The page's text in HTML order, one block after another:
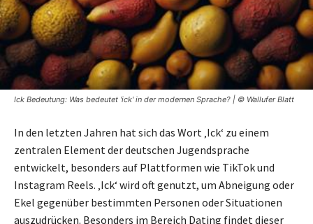
Ick Bedeutung: Was bedeutet 'ick' in der modernen Sprache? | © Wallufer Blatt
In den letzten Jahren hat sich das Wort ‚Ick‘ zu einem
zentralen Element der deutschen Jugendsprache
entwickelt, besonders auf Plattformen wie TikTok und
Instagram Reels. ‚Ick‘ wird oft genutzt, um Abneigung oder
Ekel gegenüber bestimmten Personen oder Situationen
auszudrücken. Besonders im Bereich Dating findet dieser